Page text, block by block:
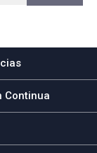
Continua